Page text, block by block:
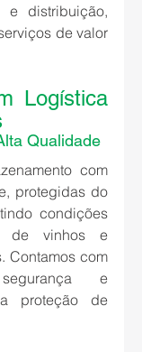
e distribuição,
de valor
Logística
Qualidade
com
protegidas do
condições
de vinhos e
Contamos com
e
proteção de